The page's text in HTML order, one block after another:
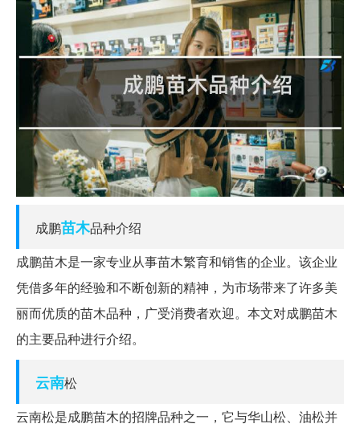
成鹏苗木品种介绍
成鹏苗木是一家专业从事苗木繁育和销售的企业。该企业
凭借多年的经验和不断创新的精神，为市场带来了许多美
丽而优质的苗木品种，广受消费者欢迎。本文对成鹏苗木
的主要品种进行介绍。
云南松
云南松是成鹏苗木的招牌品种之一，它与华山松、油松并